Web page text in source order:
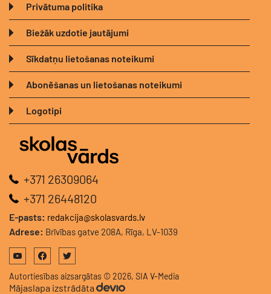
Privātuma politika
Biežāk uzdotie jautājumi
Sīkdatņu lietošanas noteikumi
Abonēšanas un lietošanas noteikumi
Logotipi
+371 26309064
+371 26448120
E-pasts: redakcija@skolasvards.lv
Adrese: Brīvības gatve 208A, Rīga, LV-1039
Autortiesības aizsargātas © 2026, SIA V-Media
Mājaslapa izstrādāta